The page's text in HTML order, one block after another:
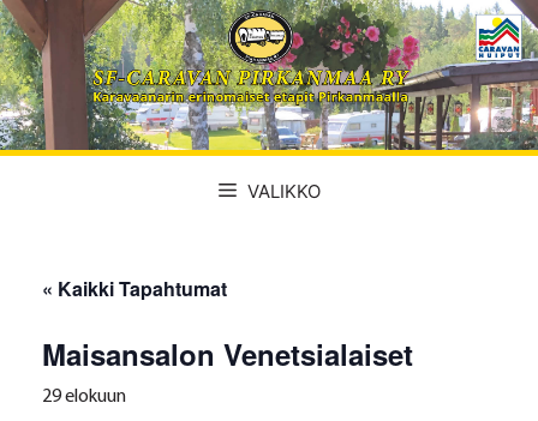
Siirry
sisältöön
VALIKKO
« Kaikki Tapahtumat
Maisansalon Venetsialaiset
29 elokuun